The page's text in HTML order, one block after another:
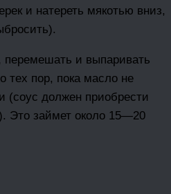
и натереть мякотью вниз,
и выпаривать
тех пор, пока масло не
(соус должен приобрести
Это займет около 15—20